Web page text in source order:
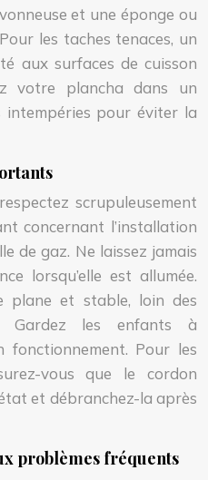
et une éponge ou
les taches tenaces, un
aux surfaces de cuisson
votre plancha dans un
intempéries pour éviter la
scrupuleusement
concernant l’installation
de gaz. Ne laissez jamais
lorsqu’elle est allumée.
plane et stable, loin des
Gardez les enfants à
fonctionnement. Pour les
vous que le cordon
et débranchez-la après
problèmes fréquents